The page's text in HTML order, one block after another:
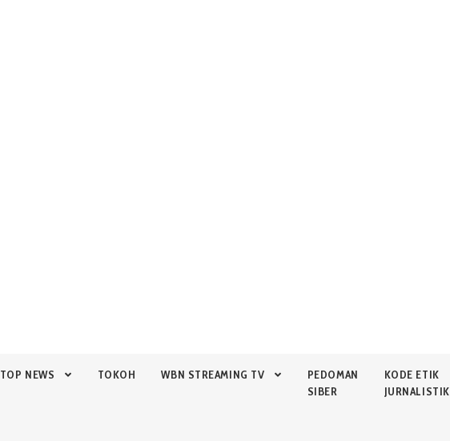
TOP NEWS TOKOH WBN STREAMING TV
PEDOMAN
SIBER
KODE ETIK
JURNALISTIK